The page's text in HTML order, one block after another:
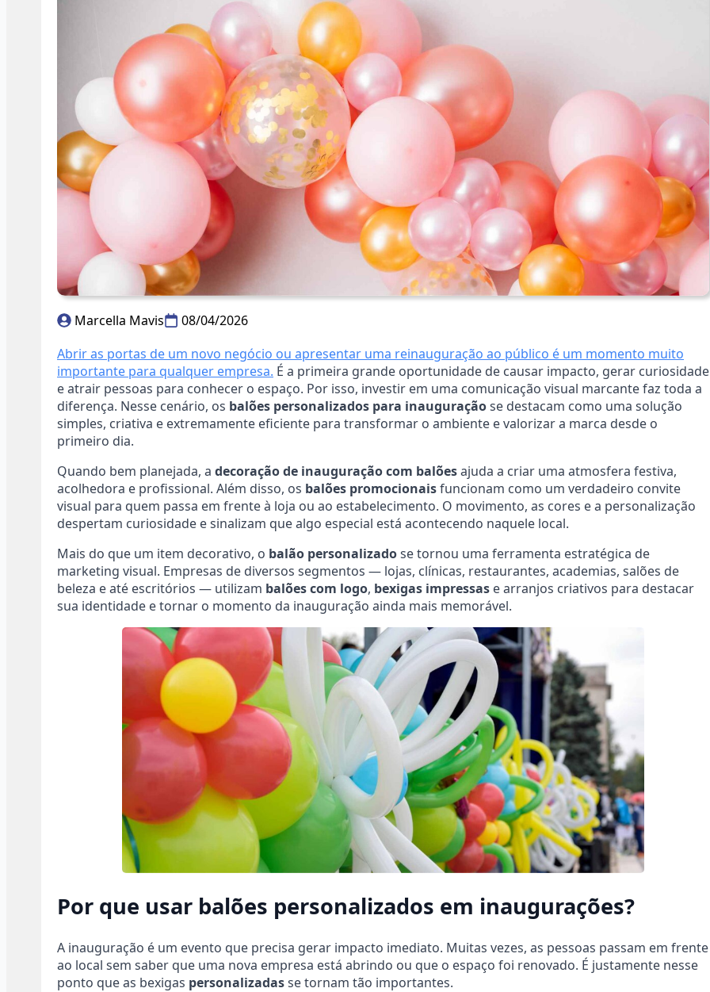
Marcella Mavis
08/04/2026
Abrir as portas de um novo negócio ou apresentar uma reinauguração ao público é um momento muito
importante para qualquer empresa. É a primeira grande oportunidade de causar impacto, gerar curiosidade
e atrair pessoas para conhecer o espaço. Por isso, investir em uma comunicação visual marcante faz toda a
diferença. Nesse cenário, os balões personalizados para inauguraçãose destacam como uma solução
simples, criativa e extremamente eficiente para transformar o ambiente e valorizar a marca desde o
primeiro dia.
Quando bem planejada, a decoração de inauguração com balõesajuda a criar uma atmosfera festiva,
acolhedora e profissional. Além disso, os balões promocionaisfuncionam como um verdadeiro convite
visual para quem passa em frente à loja ou ao estabelecimento. O movimento, as cores e a personalização
despertam curiosidade e sinalizam que algo especial está acontecendo naquele local.
Mais do que um item decorativo, o balão personalizadose tornou uma ferramenta estratégica de
marketing visual. Empresas de diversos segmentos — lojas, clínicas, restaurantes, academias, salões de
beleza e até escritórios — utilizam balões com logo, bexigas impressas e arranjos criativos para destacar
sua identidade e tornar o momento da inauguração ainda mais memorável.
Por que usar balões personalizados em inaugurações?
A inauguração é um evento que precisa gerar impacto imediato. Muitas vezes, as pessoas passam em frente
ao local sem saber que uma nova empresa está abrindo ou que o espaço foi renovado. É justamente nesse
ponto que as bexigas personalizadasse tornam tão importantes.